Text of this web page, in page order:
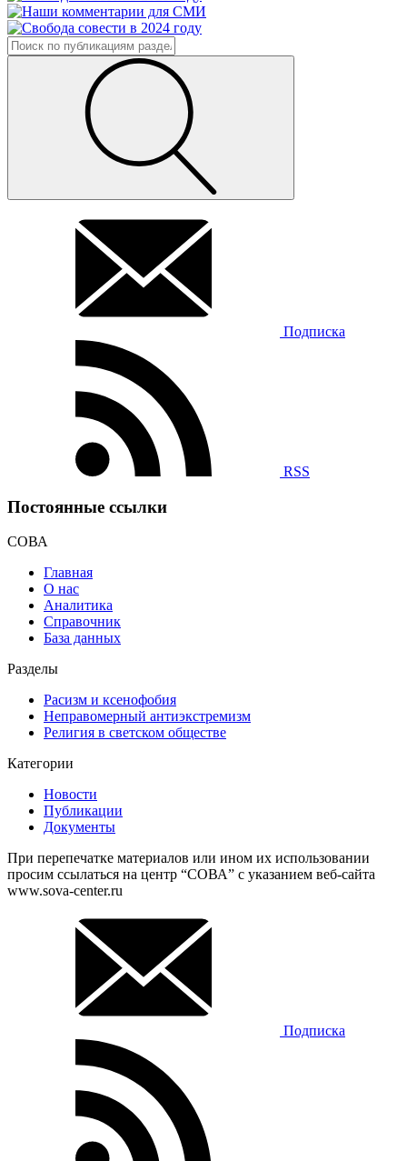
Подписка
RSS
Постоянные ссылки
СОВА
Главная
О нас
Аналитика
Справочник
База данных
Разделы
Расизм и ксенофобия
Неправомерный антиэкстремизм
Религия в светском обществе
Категории
Новости
Публикации
Документы
При перепечатке материалов или ином их использовании
просим ссылаться на центр “СОВА” с указанием веб-сайта
www.sova-center.ru
Подписка